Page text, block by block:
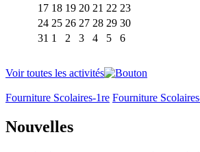
17 18 19 20 21 22 23
24 25 26 27 28 29 30
31 1 2 3 4 5 6
Voir toutes les activités
Fourniture Scolaires-1re Fourniture
Nouvelles